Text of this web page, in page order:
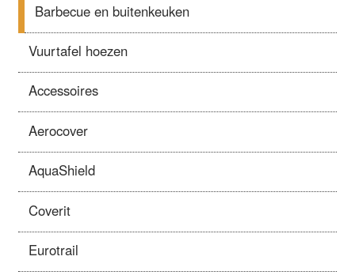
Barbecue en buitenkeuken
Vuurtafel hoezen
Accessoires
Aerocover
AquaShield
Coverit
Eurotrail